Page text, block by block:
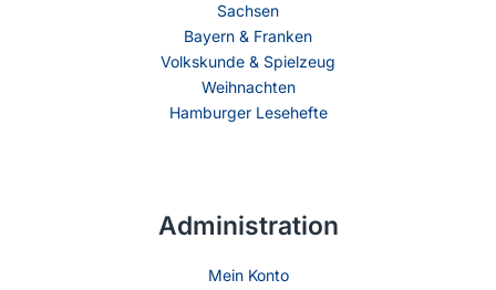
Sachsen
Bayern & Franken
Volkskunde & Spielzeug
Weihnachten
Hamburger Lesehefte
Administration
Mein Konto